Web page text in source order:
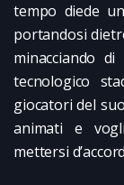
tempo diede
portandosi
minacciando
tecnologico
giocatori del
animati e
mettersi